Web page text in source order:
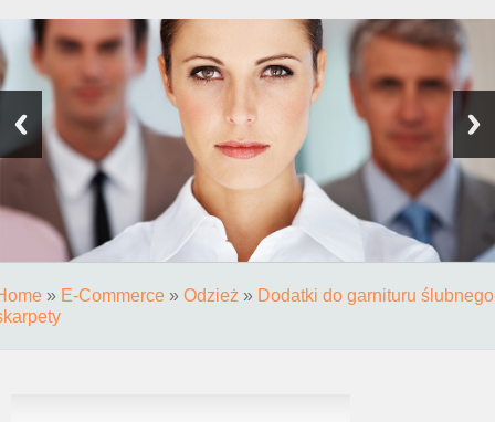
» E-Commerce » Odzież » Dodatki do garnituru